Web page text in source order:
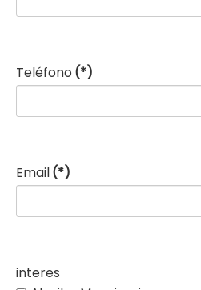
Teléfono (*)
Email(*)
interes